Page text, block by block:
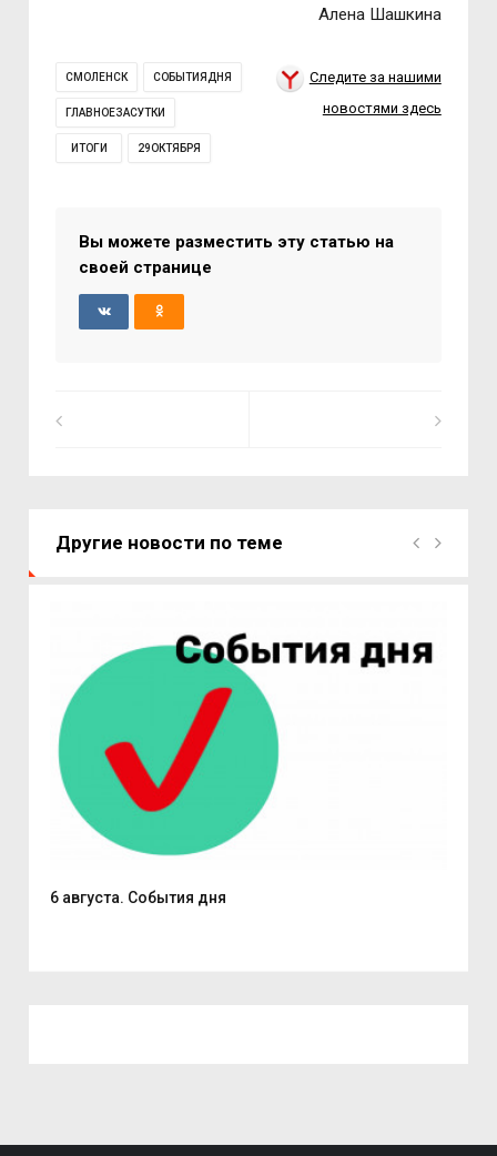
Алена Шашкина
СМОЛЕНСК СОБЫТИЯДНЯ
ГЛАВНОЕЗАСУТКИ
ИТОГИ 29ОКТЯБРЯ
Следите за нашими
новостями здесь
Вы можете разместить эту статью на
своей странице
Другие новости по теме
6 августа. События дня